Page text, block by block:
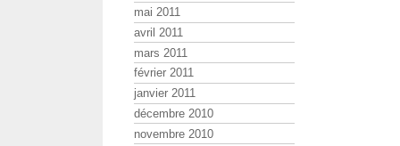
mai 2011
avril 2011
mars 2011
février 2011
janvier 2011
décembre 2010
novembre 2010